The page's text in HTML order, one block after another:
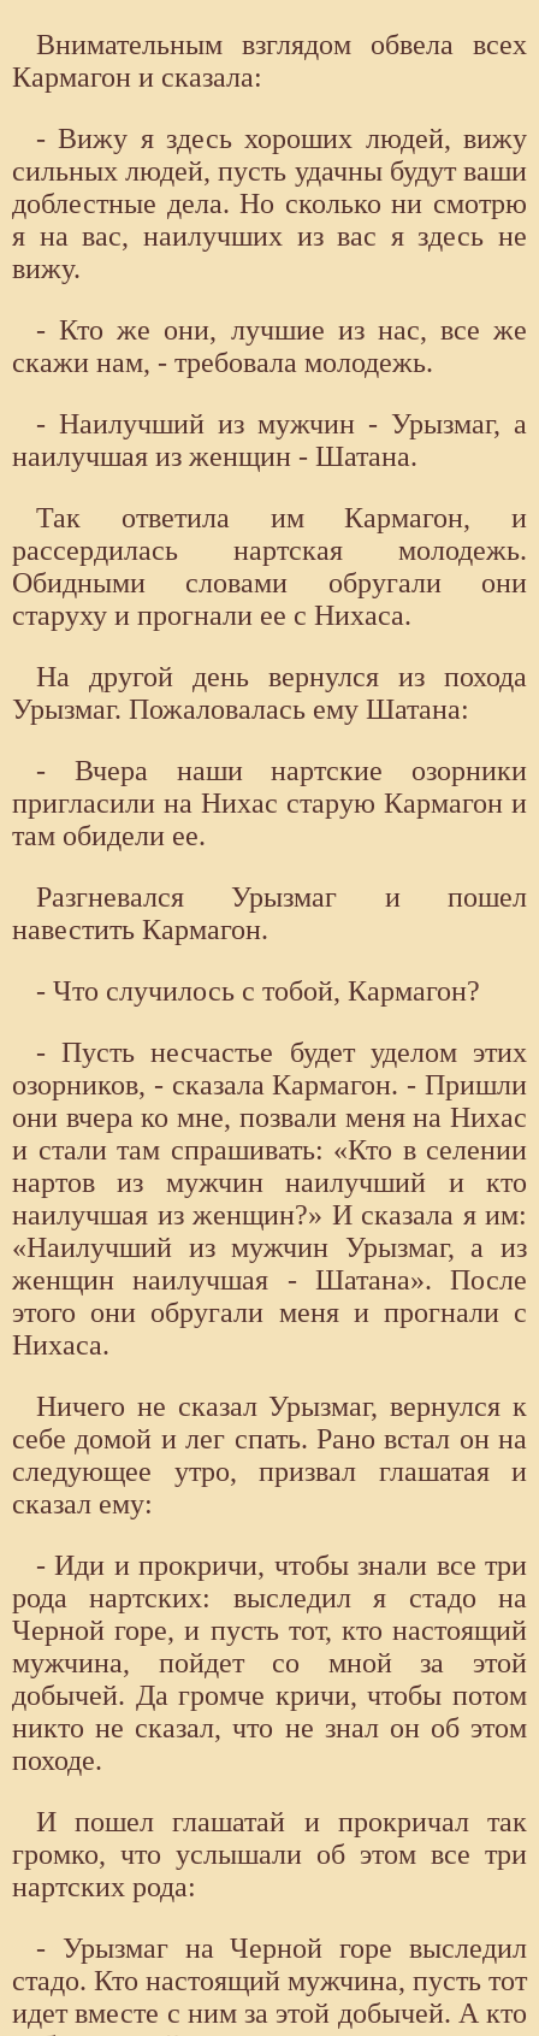
Внимательным взглядом обвела всех
Кармагон и сказала:
- Вижу я здесь хороших людей, вижу
сильных людей, пусть удачны будут ваши
доблестные дела. Но сколько ни смотрю
я на вас, наилучших из вас я здесь не
вижу.
- Кто же они, лучшие из нас, все же
скажи нам, - требовала молодежь.
- Наилучший из мужчин - Урызмаг, а
наилучшая из женщин - Шатана.
Так ответила им Кармагон, и
рассердилась нартская молодежь.
Обидными словами обругали они
старуху и прогнали ее с Нихаса.
На другой день вернулся из похода
Урызмаг. Пожаловалась ему Шатана:
- Вчера наши нартские озорники
пригласили на Нихас старую Кармагон и
там обидели ее.
Разгневался Урызмаг и пошел
навестить Кармагон.
- Что случилось с тобой, Кармагон?
- Пусть несчастье будет уделом этих
озорников, - сказала Кармагон. - Пришли
они вчера ко мне, позвали меня на Нихас
и стали там спрашивать: «Кто в селении
нартов из мужчин наилучший и кто
наилучшая из женщин?» И сказала я им:
«Наилучший из мужчин Урызмаг, а из
женщин наилучшая - Шатана». После
этого они обругали меня и прогнали с
Нихаса.
Ничего не сказал Урызмаг, вернулся к
себе домой и лег спать. Рано встал он на
следующее утро, призвал глашатая и
сказал ему:
- Иди и прокричи, чтобы знали все три
рода нартских: выследил я стадо на
Черной горе, и пусть тот, кто настоящий
мужчина, пойдет со мной за этой
добычей. Да громче кричи, чтобы потом
никто не сказал, что не знал он об этом
походе.
И пошел глашатай и прокричал так
громко, что услышали об этом все три
нартских рода:
- Урызмаг на Черной горе выследил
стадо. Кто настоящий мужчина, пусть тот
идет вместе с ним за этой добычей. А кто